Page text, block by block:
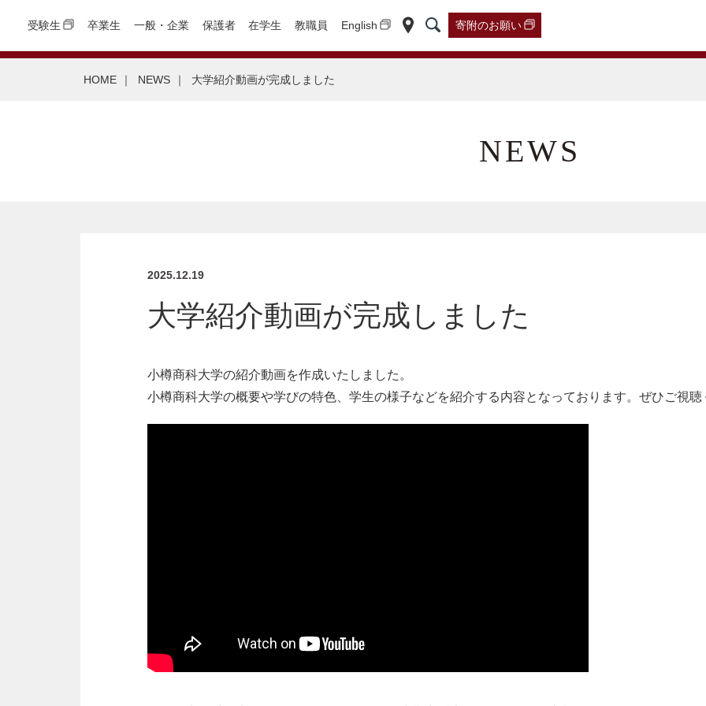
受験生 卒業生 一般・企業 保護者 在学生 教職員 English 寄附のお願い
HOME ｜ NEWS ｜ 大学紹介動画が完成しました
NEWS
2025.12.19
大学紹介動画が完成しました
小樽商科大学の紹介動画を作成いたしました。
小樽商科大学の概要や学びの特色、学生の様子などを紹介する内容となっております。ぜひご視聴